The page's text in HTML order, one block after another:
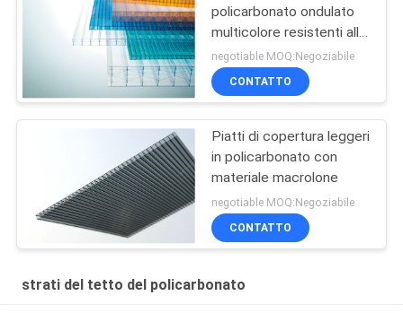
policarbonato ondulato
multicolore resistenti alle
intemperie e agli UV
negotiable MOQ:Negoziabile
CONTATTO
Piatti di copertura leggeri
in policarbonato con
materiale macrolone
negotiable MOQ:Negoziabile
CONTATTO
strati del tetto del policarbonato